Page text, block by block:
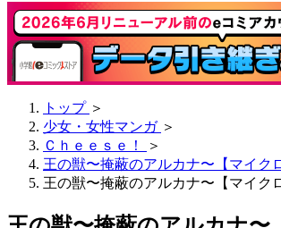
トップ ＞
少女・女性マンガ ＞
Ｃｈｅｅｓｅ！
＞
王の獣〜掩蔽のアルカナ〜【マイク
王の獣〜掩蔽のアルカナ〜【マイク